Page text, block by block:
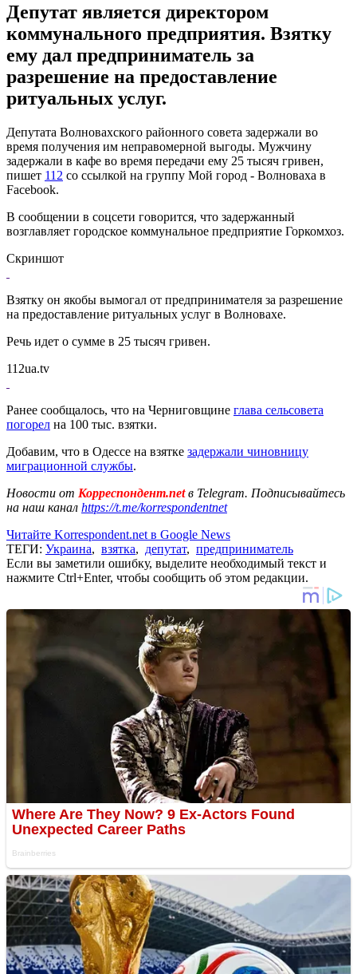
Депутат является директором
коммунального предприятия. Взятку
ему дал предприниматель за
разрешение на предоставление
ритуальных услуг.
Депутата Волновахского районного совета задержали во
время получения им неправомерной выгоды. Мужчину
задержали в кафе во время передачи ему 25 тысяч гривен,
пишет 112 со ссылкой на группу Мой город - Волноваха в
Facebook.
В сообщении в соцсети говорится, что задержанный
возглавляет городское коммунальное предприятие Горкомхоз.
Скриншот
Взятку он якобы вымогал от предпринимателя за разрешение
на предоставление ритуальных услуг в Волновахе.
Речь идет о сумме в 25 тысяч гривен.
112ua.tv
Ранее сообщалось, что на Черниговщине глава сельсовета
погорел на 100 тыс. взятки.
Добавим, что в Одессе на взятке задержали чиновницу
миграционной службы.
Новости от Корреспондент.netв Telegram. Подписывайтесь
на наш канал https://t.me/korrespondentnet
Читайте Korrespondent.net в Google News
ТЕГИ: Украина, взятка, депутат, предприниматель
Если вы заметили ошибку, выделите необходимый текст и
нажмите Ctrl+Enter, чтобы сообщить об этом редакции.